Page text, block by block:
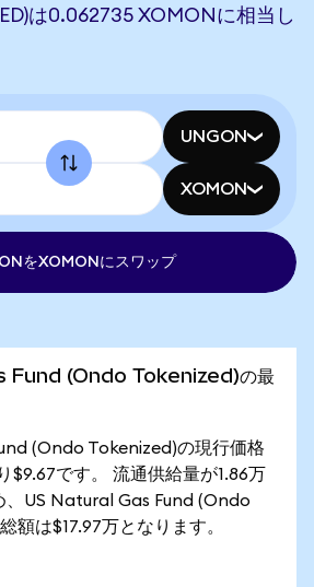
は0.062735 XOMONに相当し
UNGON
XOMON
をXOMONにスワップ
Fund (Ondo Tokenized)の最
(Ondo Tokenized)の現行価格
$9.67です。 流通供給量が1.86万
、US Natural Gas Fund (Ondo
額は$17.97万となります。